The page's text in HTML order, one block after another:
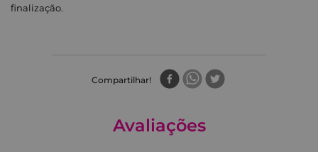
finalização.
Compartilhar
Avaliações